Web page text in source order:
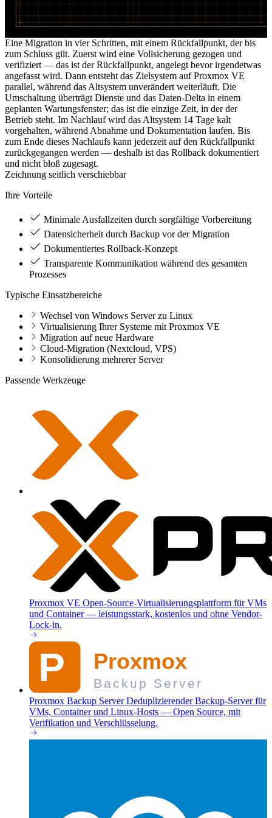
Eine Migration in vier Schritten, mit einem Rückfallpunkt, der bis
zum Schluss gilt. Zuerst wird eine Vollsicherung gezogen und
verifiziert — das ist der Rückfallpunkt, angelegt bevor irgendetwas
angefasst wird. Dann entsteht das Zielsystem auf Proxmox VE
parallel, während das Altsystem unverändert weiterläuft. Die
Umschaltung überträgt Dienste und das Daten-Delta in einem
geplanten Wartungsfenster; das ist die einzige Zeit, in der der
Betrieb steht. Im Nachlauf wird das Altsystem 14 Tage kalt
vorgehalten, während Abnahme und Dokumentation laufen. Bis
zum Ende dieses Nachlaufs kann jederzeit auf den Rückfallpunkt
zurückgegangen werden — deshalb ist das Rollback dokumentiert
und nicht bloß zugesagt.
Zeichnung seitlich verschiebbar
Ihre Vorteile
Minimale Ausfallzeiten durch sorgfältige Vorbereitung
Datensicherheit durch Backup vor der Migration
Dokumentiertes Rollback-Konzept
Transparente Kommunikation während des gesamten
Prozesses
Typische Einsatzbereiche
Wechsel von Windows Server zu Linux
Virtualisierung Ihrer Systeme mit Proxmox VE
Migration auf neue Hardware
Cloud-Migration (Nextcloud, VPS)
Konsolidierung mehrerer Server
Passende Werkzeuge
Proxmox VE Open-Source-Virtualisierungsplattform für VMs
und Container — leistungsstark, kostenlos und ohne Vendor-
Lock-in.
Proxmox Backup Server Deduplizierender Backup-Server für
VMs, Container und Linux-Hosts — Open Source, mit
Verifikation und Verschlüsselung.